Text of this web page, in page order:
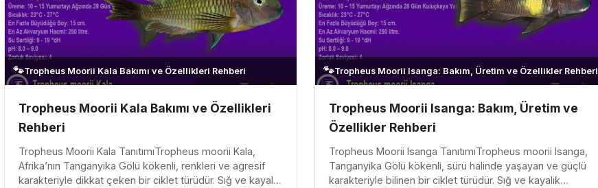
🐾Tropheus Moorii Kala Bakımı ve Özellikleri Rehberi
Tropheus Moorii Kala Bakımı ve Özellikleri
Rehberi
Tropheus Moorii Kala TanıtımıTropheus moorii Kala,
Afrika’nın Tanganyika Gölü kökenli, renkleri ve agresif
karakteriyle dikkat çeken bir ciklet türüdür. Sığ ve kayalık
🐾Tropheus Moorii Isanga: Bakım, Üretim ve Özellikler Rehberi
Tropheus Moorii Isanga: Bakım, Üretim ve
Özellikler Rehberi
Tropheus Moorii Isanga TanıtımıTropheus moorii Isanga,
Tanganyika Gölü kökenli, sürü halinde yaşayan ve güçlü
karakteriyle bilinen bir ciklet türüdür. Sığ ve kayalık